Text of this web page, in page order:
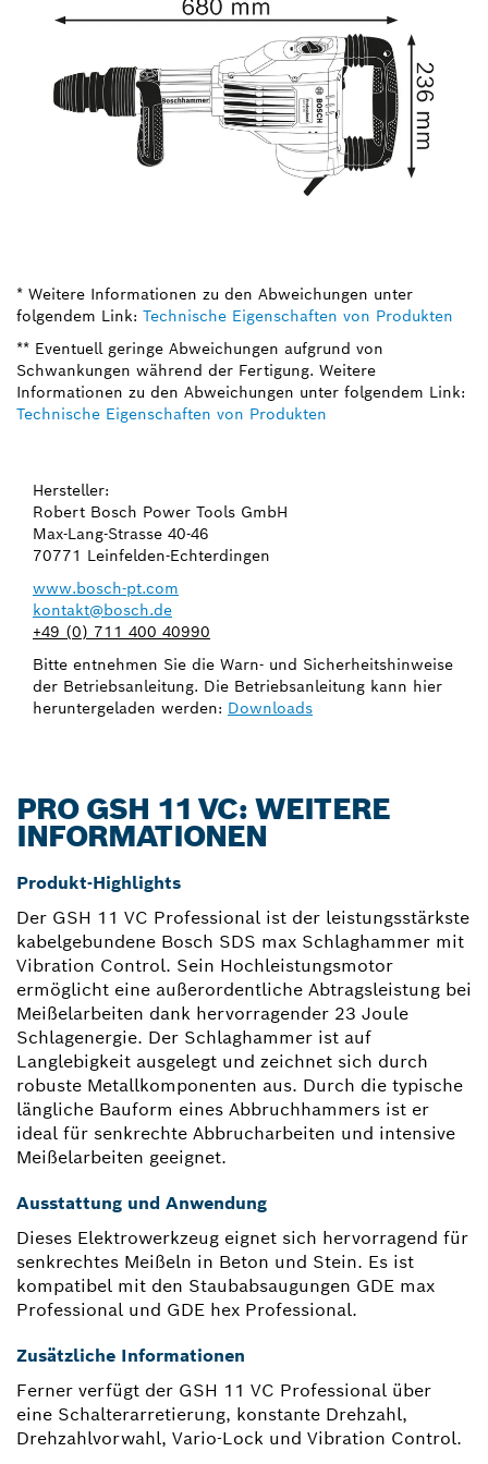
* Weitere Informationen zu den Abweichungen unter
folgendem Link: Technische Eigenschaften von Produkten
** Eventuell geringe Abweichungen aufgrund von
Schwankungen während der Fertigung. Weitere
Informationen zu den Abweichungen unter folgendem Link:
Technische Eigenschaften von Produkten
Hersteller:
Robert Bosch Power Tools GmbH
Max-Lang-Strasse 40-46
70771 Leinfelden-Echterdingen
www.bosch-pt.com
kontakt@bosch.de
+49 (0) 711 400 40990
Bitte entnehmen Sie die Warn- und Sicherheitshinweise
der Betriebsanleitung. Die Betriebsanleitung kann hier
heruntergeladen werden: Downloads
PRO GSH 11 VC: WEITERE
INFORMATIONEN
Produkt-Highlights
Der GSH 11 VC Professional ist der leistungsstärkste
kabelgebundene Bosch SDS max Schlaghammer mit
Vibration Control. Sein Hochleistungsmotor
ermöglicht eine außerordentliche Abtragsleistung bei
Meißelarbeiten dank hervorragender 23 Joule
Schlagenergie. Der Schlaghammer ist auf
Langlebigkeit ausgelegt und zeichnet sich durch
robuste Metallkomponenten aus. Durch die typische
längliche Bauform eines Abbruchhammers ist er
ideal für senkrechte Abbrucharbeiten und intensive
Meißelarbeiten geeignet.
Ausstattung und Anwendung
Dieses Elektrowerkzeug eignet sich hervorragend für
senkrechtes Meißeln in Beton und Stein. Es ist
kompatibel mit den Staubabsaugungen GDE max
Professional und GDE hex Professional.
Zusätzliche Informationen
Ferner verfügt der GSH 11 VC Professional über
eine Schalterarretierung, konstante Drehzahl,
Drehzahlvorwahl, Vario-Lock und Vibration Control.